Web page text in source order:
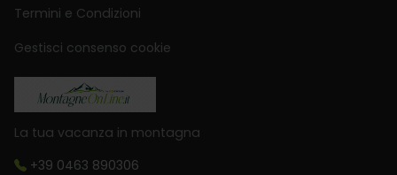
La tua vacanza in montagna
+39 0463 890306
Termini e Condizioni
Gestisci consenso cookie